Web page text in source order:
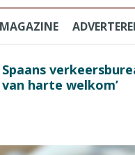
MAGAZINE
na protesten